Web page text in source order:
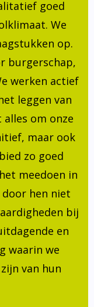
goed
We
op.
burgerschap,
werken actief
leggen van
om onze
maar ook
zo goed
meedoen in
door hen niet
bij
en
waarin we
van hun